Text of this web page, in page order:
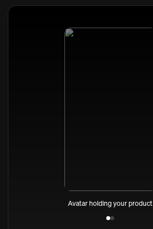
Avatar holding your product